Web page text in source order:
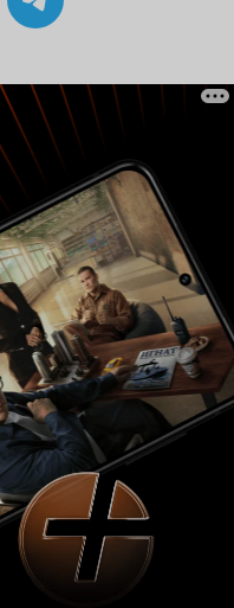
фильмы
показал
что на
добротный российский фильм. 6 из 10 6 из 10